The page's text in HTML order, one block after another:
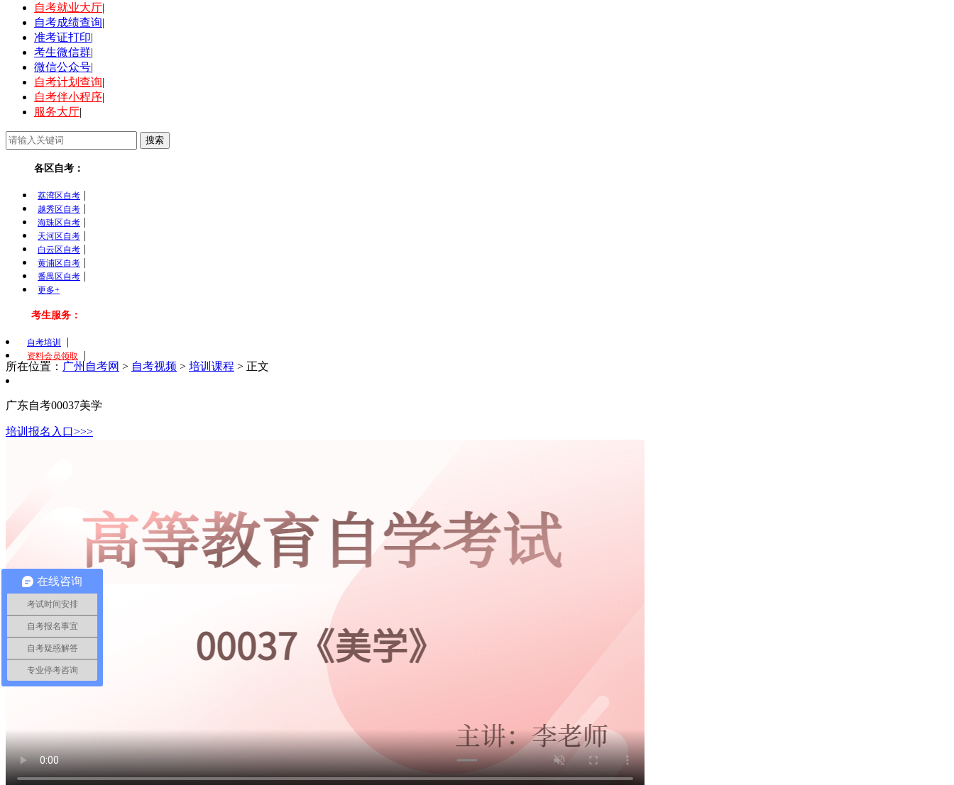
自考就业大厅|
自考成绩查询|
准考证打印|
考生微信群|
微信公众号|
自考计划查询|
自考伴小程序|
服务大厅|
各区自考：
荔湾区自考 |
越秀区自考 |
海珠区自考 |
天河区自考 |
白云区自考 |
黄浦区自考 |
番禺区自考 |
更多+
考生服务：
自考培训 |
资料会员领取
|
所在位置： 广州自考网 > 自考视频 > 培训课程 > 正文
广东自考00037美学
培训报名入口>>>
在线咨询
考试时间安排
自考报名事宜
自考疑惑解答
专业停考咨询